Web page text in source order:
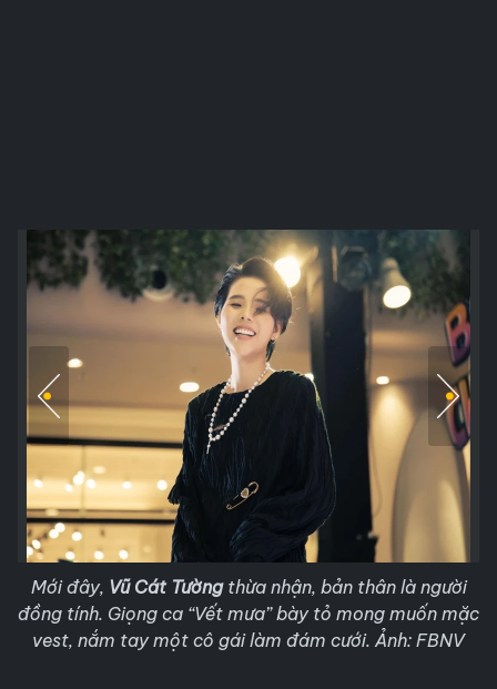
Mới đây, Vũ Cát Tườngthừa nhận, bản thân là người
đồng tính. Giọng ca “Vết mưa” bày tỏ mong muốn mặc
vest, nắm tay một cô gái làm đám cưới. Ảnh: FBNV